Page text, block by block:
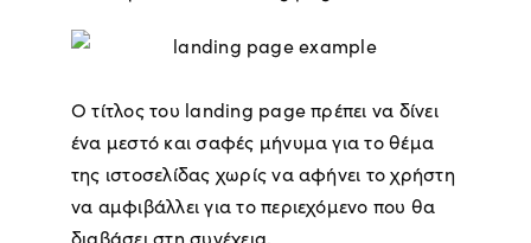
Ο τίτλος του landing page πρέπει να δίνει
ένα μεστό και σαφές μήνυμα για το θέμα
της ιστοσελίδας χωρίς να αφήνει το χρήστη
να αμφιβάλλει για το περιεχόμενο που θα
διαβάσει στη συνέχεια.